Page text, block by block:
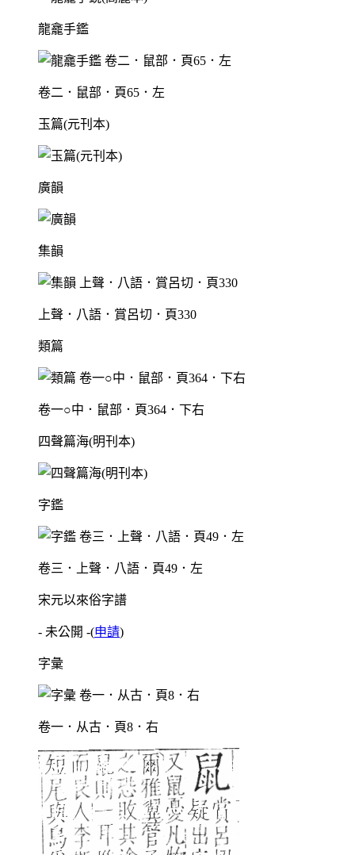
龍龕手鑑
卷二．鼠部．頁65．左
玉篇(元刊本)
廣韻
集韻
上聲．八語．賞呂切．頁330
類篇
卷一○中．鼠部．頁364．下右
四聲篇海(明刊本)
字鑑
卷三．上聲．八語．頁49．左
宋元以來俗字譜
- 未公開 -(申請)
字彙
卷一．从古．頁8．右